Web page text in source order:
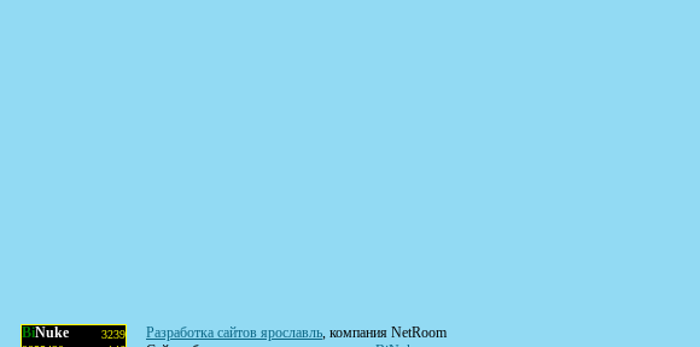
BiNuke
3239
Разработка сайтов ярославль, компания NetRoom